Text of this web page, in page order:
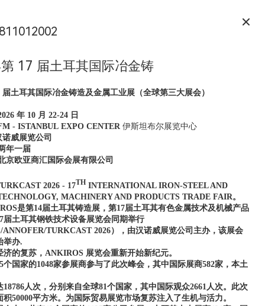
17 届土耳其国际冶金铸
届土耳其国际冶金铸造及金属工业展（全球第三大展会）
年 10 月 22-24 日
- ISTANBUL EXPO CENTER伊斯坦布尔展览中心
诺威展览公司
年一届
京欧亚商汇国际会展有限公司
2026 - 17TH INTERNATIONAL IRON-STEEL AND
MACHINERY AND PRODUCTS TRADE FAIR。
是第14届土耳其铸造展，第17届土耳其有色金属技术及机械产品
届土耳其钢铁技术设备展览会同期举行
TURKCAST 2026），由汉诺威展览公司主办，该展会
举办.
济的复苏，ANKIROS 展览会重新开始新纪元。
个国家的1048家参展商参与了此次峰会，其中国际展商582家，本土
18786人次，分别来自全球81个国家，其中国际观众2661人次。此次
50000平方米。为国际贸易展览市场复苏注入了生机与活力。